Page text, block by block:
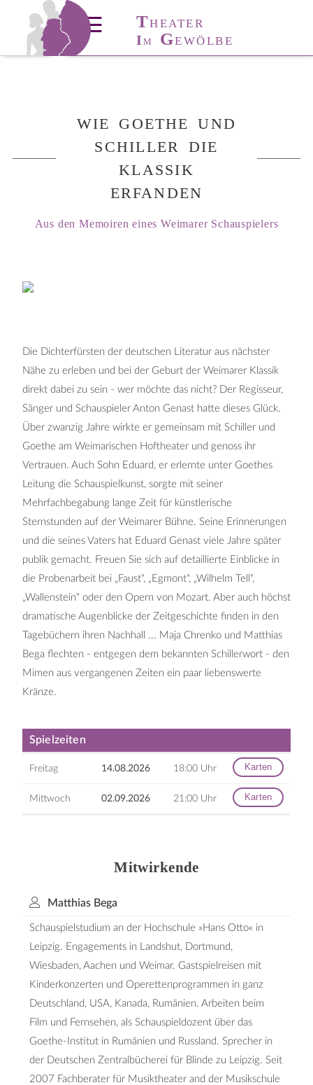
THÜRINGER
T ANZ- A KADEMIE
☰ THEATER
IM GEWÖLBE
WIE GOETHE UND
SCHILLER DIE
KLASSIK
ERFANDEN
Aus den Memoiren eines Weimarer Schauspielers
Die Dichterfürsten der deutschen Literatur aus nächster
Nähe zu erleben und bei der Geburt der Weimarer Klassik
direkt dabei zu sein - wer möchte das nicht? Der Regisseur,
Sänger und Schauspieler Anton Genast hatte dieses Glück.
Über zwanzig Jahre wirkte er gemeinsam mit Schiller und
Goethe am Weimarischen Hoftheater und genoss ihr
Vertrauen. Auch Sohn Eduard, er erlernte unter Goethes
Leitung die Schauspielkunst, sorgte mit seiner
Mehrfachbegabung lange Zeit für künstlerische
Sternstunden auf der Weimarer Bühne. Seine Erinnerungen
und die seines Vaters hat Eduard Genast viele Jahre später
publik gemacht. Freuen Sie sich auf detaillierte Einblicke in
die Probenarbeit bei „Faust“, „Egmont“, „Wilhelm Tell“,
„Wallenstein“ oder den Opern von Mozart. Aber auch höchst
dramatische Augenblicke der Zeitgeschichte finden in den
Tagebüchern ihren Nachhall ... Maja Chrenko und Matthias
Bega flechten - entgegen dem bekannten Schillerwort - den
Mimen aus vergangenen Zeiten ein paar liebenswerte
Kränze.
Spielzeiten
Freitag 14.08.2026 18:00 Uhr Karten
Mittwoch 02.09.2026 21:00 Uhr Karten
Mitwirkende
Matthias Bega
Schauspielstudium an der Hochschule »Hans Otto« in
Leipzig. Engagements in Landshut, Dortmund,
Wiesbaden, Aachen und Weimar. Gastspielreisen mit
Kinderkonzerten und Operettenprogrammen in ganz
Deutschland, USA, Kanada, Rumänien. Arbeiten beim
Film und Fernsehen, als Schauspieldozent über das
Goethe-Institut in Rumänien und Russland. Sprecher in
der Deutschen Zentralbücherei für Blinde zu Leipzig. Seit
2007 Fachberater für Musiktheater and der Musikschule